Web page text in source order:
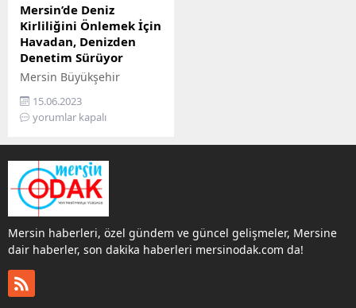
Mersin’de Deniz
Kirliliğini Önlemek İçin
Havadan, Denizden
Denetim Sürüyor
Mersin Büyükşehir
ve Kontrol Dairesi
Başkanlığı, Mersin
denizden de teknelerle
kirlilik denetimi yapıyor.
Deniz canlıları ve
ekosistemin korunması
için kirliliği oluşmadan
engellemeyi hedefleyen
Büyükşehir Belediyesi,
2019 yılından bu yana
1031 kez denetim
15.06.2023
yorumlar kapalı
Mersin haberleri, özel gündem ve güncel gelişmeler, Mersine
dair haberler, son dakika haberleri mersinodak.com da!